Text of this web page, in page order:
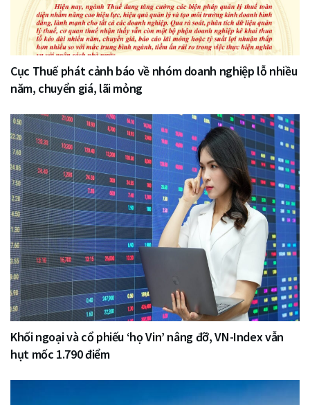
Cục Thuế phát cảnh báo về nhóm doanh nghiệp lỗ nhiều
năm, chuyển giá, lãi mỏng
Khối ngoại và cổ phiếu ‘họ Vin’ nâng đỡ, VN-Index vẫn
hụt mốc 1.790 điểm